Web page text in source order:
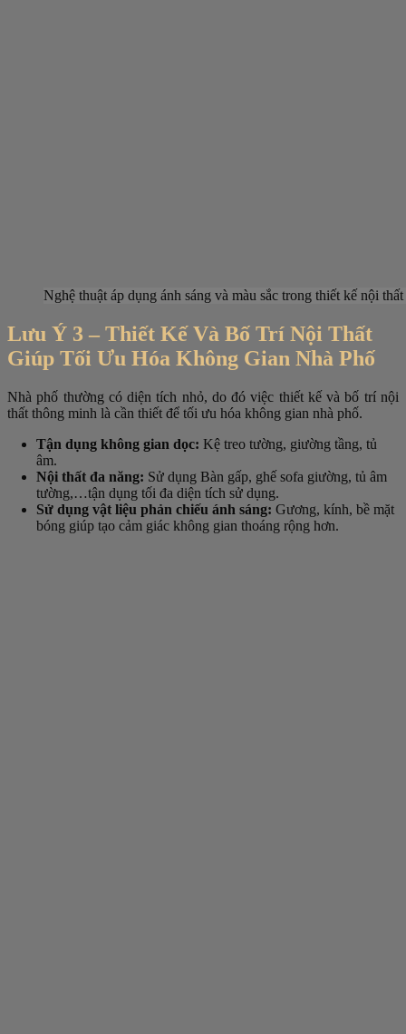
Nghệ thuật áp dụng ánh sáng và màu sắc trong thiết kế nội thất
Lưu Ý 3 – Thiết Kế Và Bố Trí Nội Thất
Giúp Tối Ưu Hóa Không Gian Nhà Phố
Nhà phố thường có diện tích nhỏ, do đó việc thiết kế và bố trí nội
thất thông minh là cần thiết để tối ưu hóa không gian nhà phố.
Tận dụng không gian dọc: Kệ treo tường, giường tầng, tủ
âm.
Nội thất đa năng: Sử dụng Bàn gấp, ghế sofa giường, tủ âm
tường,…tận dụng tối đa diện tích sử dụng.
Sử dụng vật liệu phản chiếu ánh sáng: Gương, kính, bề mặt
bóng giúp tạo cảm giác không gian thoáng rộng hơn.